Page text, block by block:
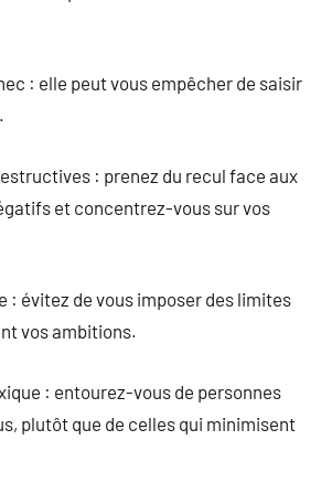
: elle peut vous empêcher de saisir
: prenez du recul face aux
et concentrez-vous sur vos
: évitez de vous imposer des limites
vos ambitions.
: entourez-vous de personnes
plutôt que de celles qui minimisent